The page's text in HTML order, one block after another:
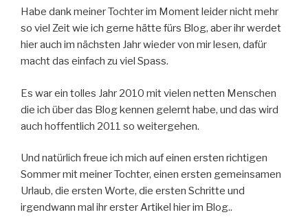
Habe dank meiner Tochter im Moment leider nicht mehr
so viel Zeit wie ich gerne hätte fürs Blog, aber ihr werdet
hier auch im nächsten Jahr wieder von mir lesen, dafür
macht das einfach zu viel Spass.
Es war ein tolles Jahr 2010 mit vielen netten Menschen
die ich über das Blog kennen gelernt habe, und das wird
auch hoffentlich 2011 so weitergehen.
Und natürlich freue ich mich auf einen ersten richtigen
Sommer mit meiner Tochter, einen ersten gemeinsamen
Urlaub, die ersten Worte, die ersten Schritte und
irgendwann mal ihr erster Artikel hier im Blog..